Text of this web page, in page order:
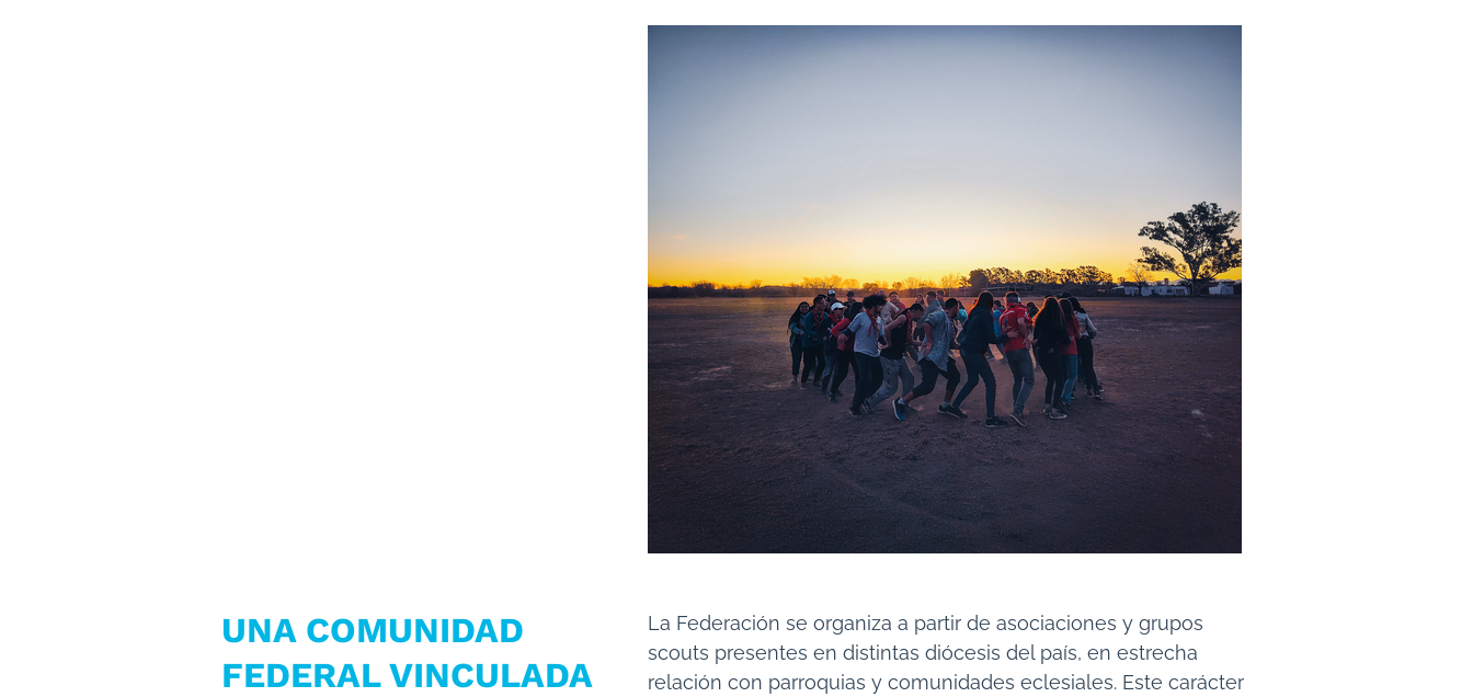
UNA COMUNIDAD
FEDERAL VINCULADA
La Federación se organiza a partir de asociaciones y grupos
scouts presentes en distintas diócesis del país, en estrecha
relación con parroquias y comunidades eclesiales. Este carácter